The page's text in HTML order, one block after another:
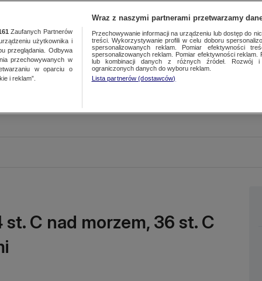
C nad morzem, 36 st. C
Zaufanych Partnerów
użytkownika i
przeglądania. Odbywa
przechowywanych w
w oparciu o
i reklam”.
Wraz z naszymi partnerami przetwarzamy
Przechowywanie informacji na urządzeniu lub dostęp do
treści. Wykorzystywanie profili w celu doboru
spersonalizowanych reklam. Pomiar efektywności
spersonalizowanych reklam. Pomiar efektywności
lub kombinacji danych z różnych źródeł. Rozwój i
ograniczonych danych do wyboru reklam.
Lista partnerów (dostawców)